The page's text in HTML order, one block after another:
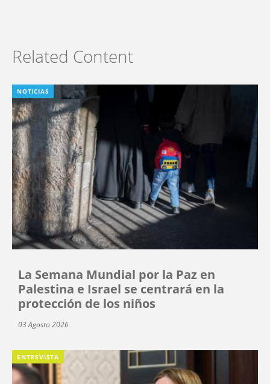
Related Content
NOTICIAS
La Semana Mundial por la Paz en
Palestina e Israel se centrará en la
protección de los niños
03 Agosto 2026
ENTREVISTA